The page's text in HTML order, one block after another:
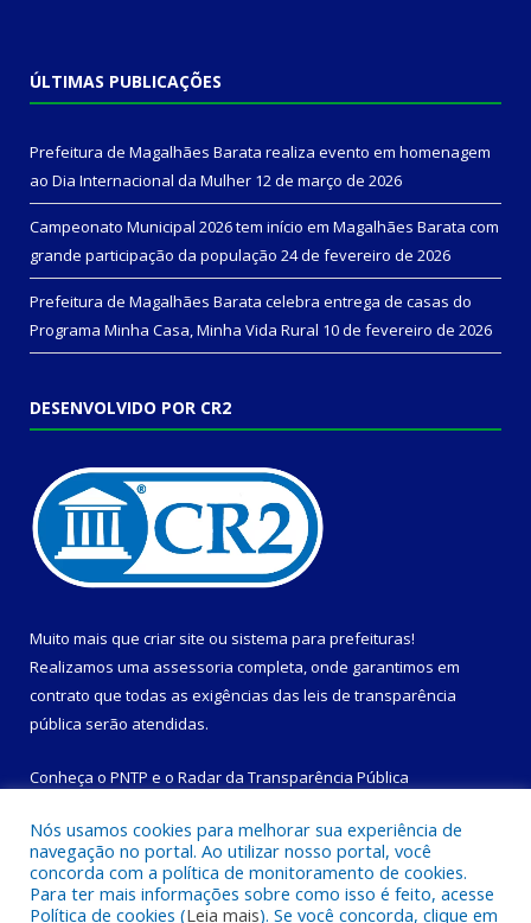
ÚLTIMAS PUBLICAÇÕES
Prefeitura de Magalhães Barata realiza evento em homenagem
ao Dia Internacional da Mulher 12 de março de 2026
Campeonato Municipal 2026 tem início em Magalhães Barata com
grande participação da população 24 de fevereiro de 2026
Prefeitura de Magalhães Barata celebra entrega de casas do
Programa Minha Casa, Minha Vida Rural 10 de fevereiro de 2026
DESENVOLVIDO POR CR2
Muito mais que criar site ou sistema para prefeituras!
Realizamos uma assessoria completa, onde garantimos em
contrato que todas as exigências das leis de transparência
pública serão atendidas.
Conheça o PNTP e o Radar da Transparência Pública
Todos os direitos reservados a Prefeitura Municipal de
Nós usamos cookies para melhorar sua experiência de
navegação no portal. Ao utilizar nosso portal, você
concorda com a política de monitoramento de cookies.
Para ter mais informações sobre como isso é feito, acesse
Política de cookies (Leia mais). Se você concorda, clique em